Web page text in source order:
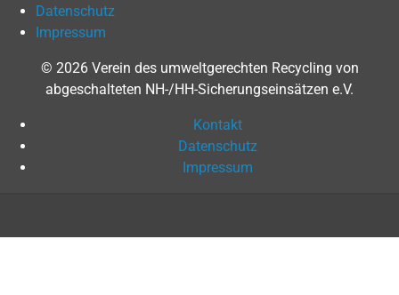
Datenschutz
Impressum
© 2026 Verein des umweltgerechten Recycling von
abgeschalteten NH-/HH-Sicherungseinsätzen e.V.
Kontakt
Datenschutz
Impressum